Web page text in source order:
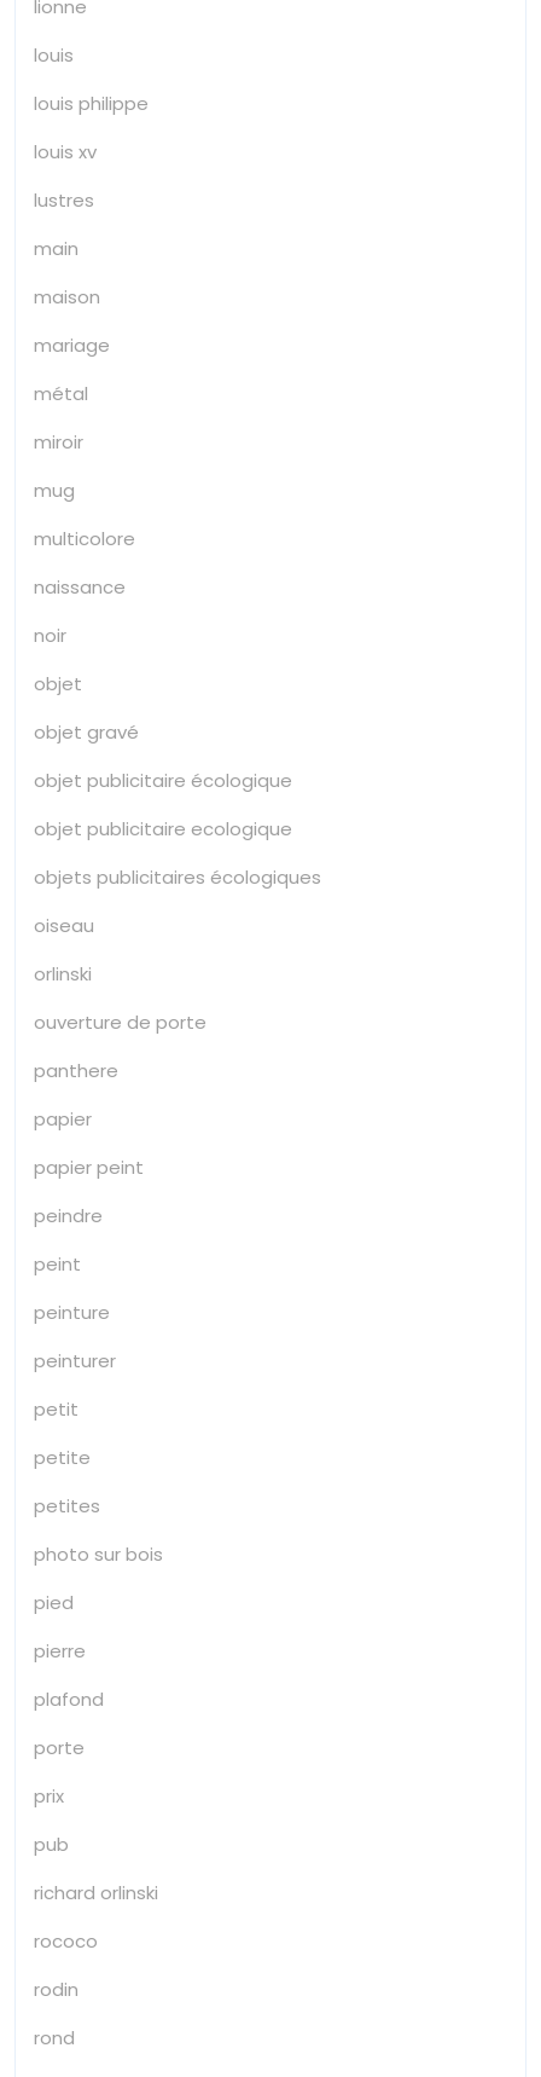
lionne
louis
louis philippe
louis xv
lustres
main
maison
mariage
métal
miroir
mug
multicolore
naissance
noir
objet
objet gravé
objet publicitaire écologique
objet publicitaire ecologique
objets publicitaires écologiques
oiseau
orlinski
ouverture de porte
panthere
papier
papier peint
peindre
peint
peinture
peinturer
petit
petite
petites
photo sur bois
pied
pierre
plafond
porte
prix
pub
richard orlinski
rococo
rodin
rond